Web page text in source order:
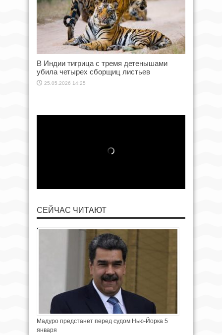
В Индии тигрица с тремя детенышами
убила четырех сборщиц листьев
25.05.2026 14:25
СЕЙЧАС ЧИТАЮТ
Мадуро предстанет перед судом Нью-Йорка 5
января